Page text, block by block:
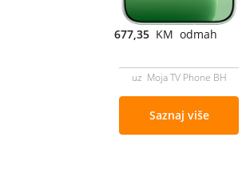
677,35 KM odmah
uz Moja TV Phone BH
Saznaj više